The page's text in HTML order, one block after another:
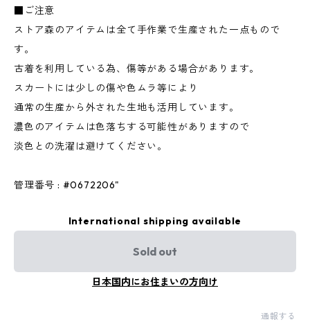
■ご注意
ストア森のアイテムは全て手作業で生産された一点もので
す。
古着を利用している為、傷等がある場合があります。
スカートには少しの傷や色ムラ等により
通常の生産から外された生地も活用しています。
濃色のアイテムは色落ちする可能性がありますので
淡色との洗濯は避けてください。
管理番号 : #0672206"
International shipping available
Sold out
日本国内にお住まいの方向け
通報する